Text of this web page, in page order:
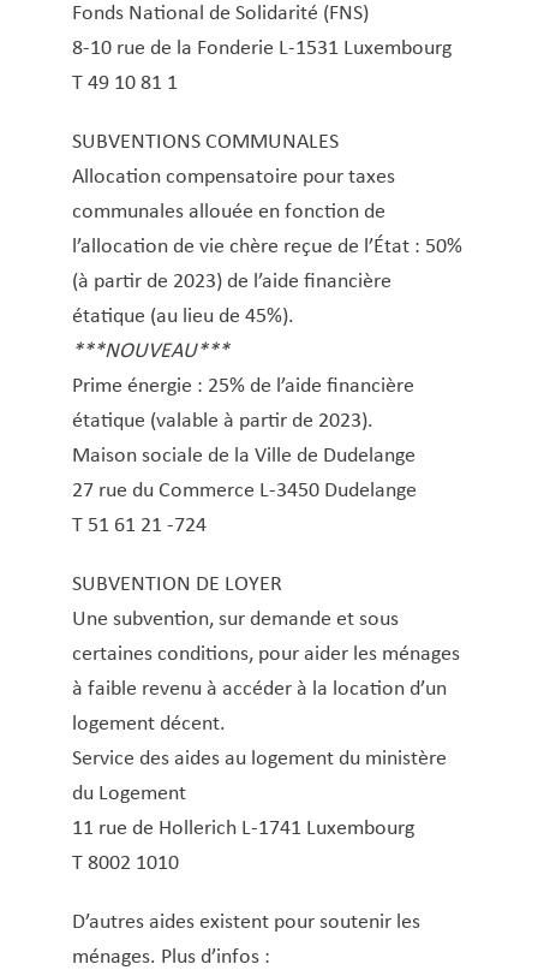
Fonds National de Solidarité (FNS)
8-10 rue de la Fonderie L-1531 Luxembourg
T 49 10 81 1
SUBVENTIONS COMMUNALES
Allocation compensatoire pour taxes
communales allouée en fonction de
l’allocation de vie chère reçue de l’État : 50%
(à partir de 2023) de l’aide financière
étatique (au lieu de 45%).
***NOUVEAU***
Prime énergie : 25% de l’aide financière
étatique (valable à partir de 2023).
Maison sociale de la Ville de Dudelange
27 rue du Commerce L-3450 Dudelange
T 51 61 21 -724
SUBVENTION DE LOYER
Une subvention, sur demande et sous
certaines conditions, pour aider les ménages
à faible revenu à accéder à la location d’un
logement décent.
Service des aides au logement du ministère
du Logement
11 rue de Hollerich L-1741 Luxembourg
T 8002 1010
D’autres aides existent pour soutenir les
ménages. Plus d’infos :